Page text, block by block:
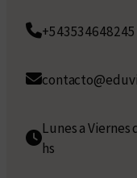
+543534648245
Lunes a Viernes
hs